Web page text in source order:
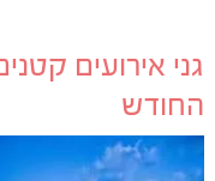
גני אירועים
החודש